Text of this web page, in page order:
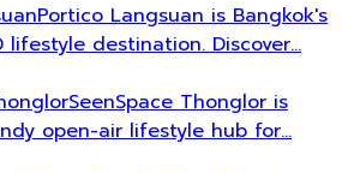
Portico Langsuan is Bangkok's
lifestyle destination. Discover…
SeenSpace Thonglor is
open-air lifestyle hub for…